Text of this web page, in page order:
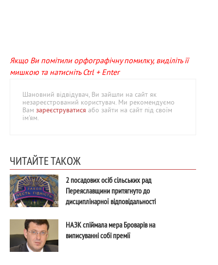
Якщо Ви помітили орфографічну помилку, виділіть її
мишкою та натисніть Ctrl + Enter
Шановний відвідувач, Ви зайшли на сайт як
незареєстрований користувач. Ми рекомендуємо
Вам зареєструватися або зайти на сайт під своїм
ім'ям.
ЧИТАЙТЕ ТАКОЖ
2 посадових осіб сільських рад
Переяславщини притягнуто до
дисциплінарної відповідальності
НАЗК спіймала мера Броварів на
виписуванні собі премії